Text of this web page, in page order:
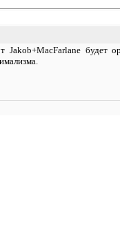
Jakob+MacFarlane будет